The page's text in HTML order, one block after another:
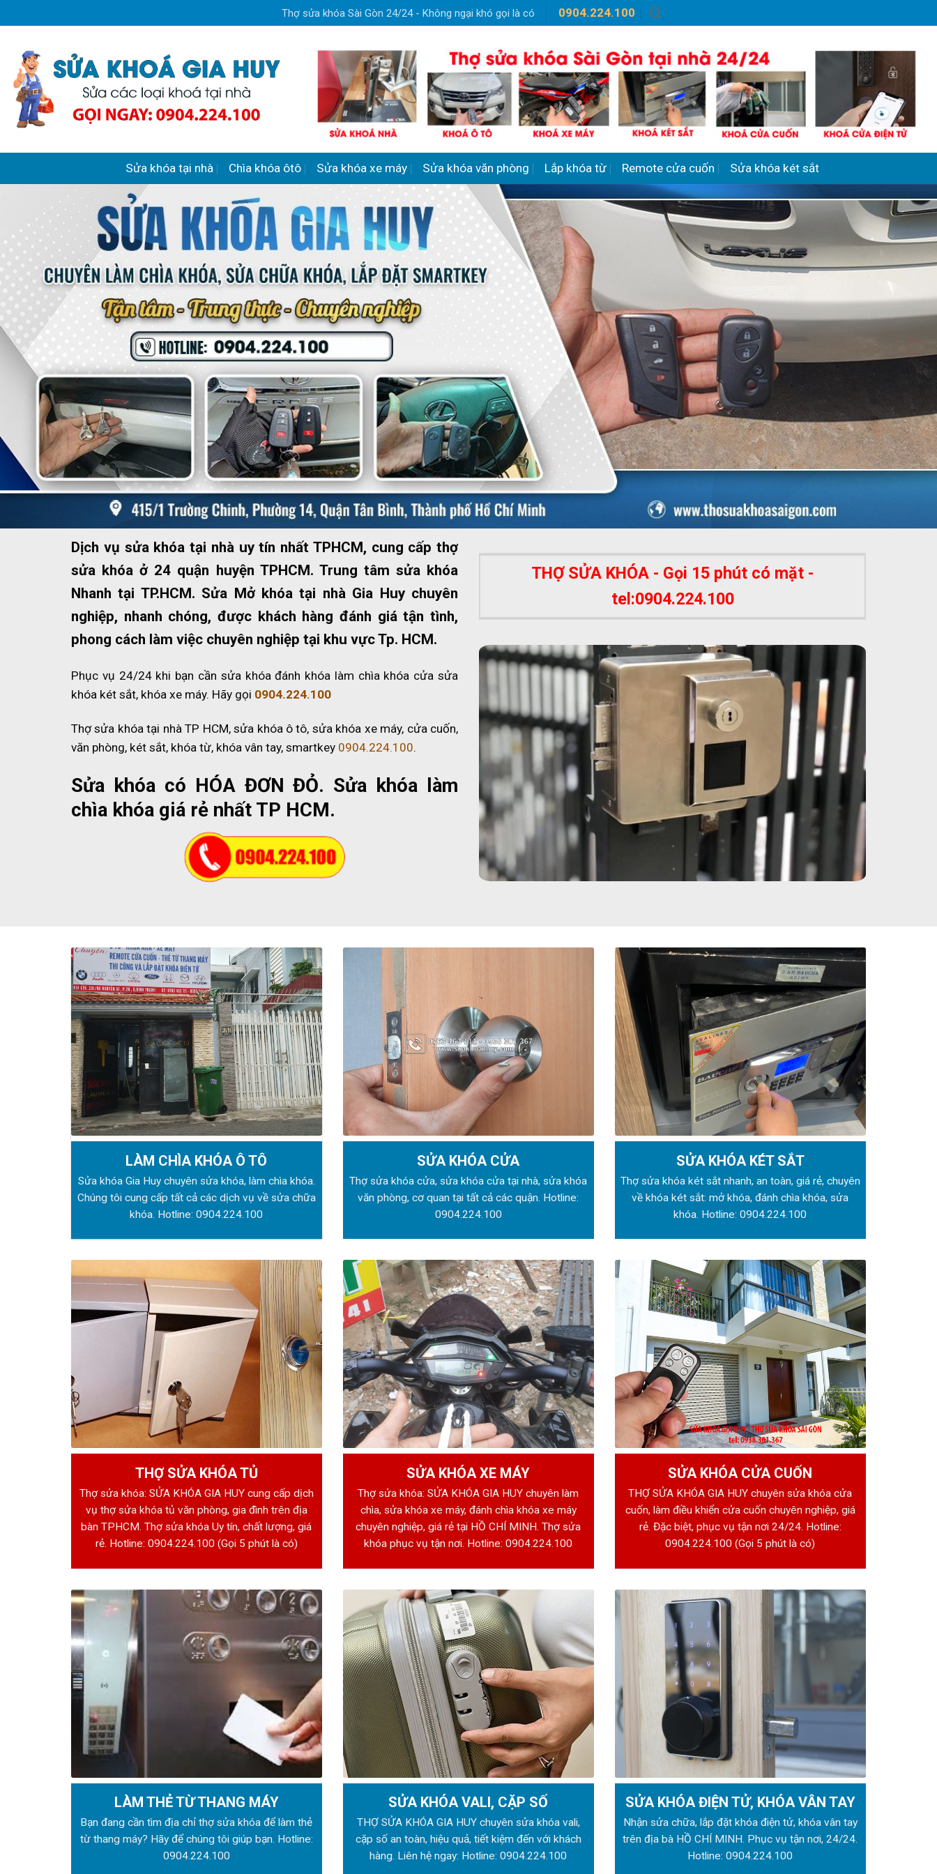
to
Thợ sửa khóa Sài Gòn 24/24 - Không ngại khó gọi là có 0904.224.100
Sửa khóa tại nhà Chìa khóa ôtô Sửa khóa xe máy Sửa khóa văn phòng Lắp khóa từ Remote cửa cuốn Sửa khóa két sắt
Dịch vụ sửa khóa tại nhà uy tín nhất TPHCM, cung cấp thợ
sửa khóa ở 24 quận huyện TPHCM. Trung tâm sửa khóa
Nhanh tại TP.HCM. Sửa Mở khóa tại nhà Gia Huy chuyên
nghiệp, nhanh chóng, được khách hàng đánh giá tận tình,
phong cách làm việc chuyên nghiệp tại khu vực Tp. HCM.
Phục vụ 24/24 khi bạn cần sửa khóa đánh khóa làm chìa khóa cửa sửa
khóa két sắt, khóa xe máy. Hãy gọi 0904.224.100
Thợ sửa khóa tại nhà TP HCM, sửa khóa ô tô, sửa khóa xe máy, cửa cuốn,
văn phòng, két sắt, khóa từ, khóa vân tay, smartkey 0904.224.100.
Sửa khóa có HÓA ĐƠN ĐỎ. Sửa khóa làm
chìa khóa giá rẻ nhất TP HCM.
THỢ SỬA KHÓA - Gọi 15 phút có mặt -
tel:0904.224.100
LÀM CHÌA KHÓA Ô TÔ
Sửa khóa Gia Huy chuyên sửa khóa, làm chìa khóa.
Chúng tôi cung cấp tất cả các dịch vụ về sửa chữa
khóa. Hotline:0904.224.100
SỬA KHÓA CỬA
Thợ sửa khóa cửa, sửa khóa cửa tại nhà, sửa khóa
văn phòng, cơ quan tại tất cả các quận. Hotline:
0904.224.100
SỬA KHÓA KÉT SẮT
Thợ sửa khóakét sắt nhanh, an toàn, giá rẻ, chuyên
về khóa két sắt: mở khóa, đánh chìa khóa, sửa
khóa. Hotline:0904.224.100
THỢ SỬA KHÓA TỦ
Thợ sửa khóa: SỬA KHÓA GIA HUY cung cấp dịch
vụ thợ sửa khóa tủ văn phòng, gia đình trên địa
bàn TPHCM. Thợ sửa khóa Uy tín, chất lượng, giá
rẻ. Hotline: 0904.224.100(Gọi 5 phút là có)
SỬA KHÓA XE MÁY
Thợ sửa khóa: SỬA KHÓA GIA HUY chuyên làm
chìa, sửa khóa xe máy, đánh chìa khóa xe máy
chuyên nghiệp, giá rẻ tại HỒ CHÍ MINH. Thợ sửa
khóa phục vụ tận nơi. Hotline:0904.224.100
SỬA KHÓA CỬA CUỐN
THỢ SỬA KHÓA GIA HUY chuyên sửa khóa cửa
cuốn, làm điều khiển cửa cuốn chuyên nghiệp, giá
rẻ. Đặc biệt, phục vụ tận nơi 24/24. Hotline:
0904.224.100 (Gọi 5 phút là có)
LÀM THẺ TỪ THANG MÁY
Bạn đang cần tìm địa chỉ thợ sửa khóa để làm thẻ
từ thang máy? Hãy để chúng tôi giúp bạn. Hotline:
0904.224.100
SỬA KHÓA VALI, CẶP SỐ
THỢ SỬA KHÓA GIA HUY chuyên sửa khóa vali,
cặp số an toàn, hiệu quả, tiết kiệm đến với khách
hàng. Liên hệ ngay: Hotline:0904.224.100
SỬA KHÓA ĐIỆN TỬ, KHÓA VÂN TAY
Nhận sửa chữa, lắp đặt khóa điện tử, khóa vân tay
trên địa bà HỒ CHÍ MINH. Phục vụ tận nơi, 24/24.
Hotline:0904.224.100